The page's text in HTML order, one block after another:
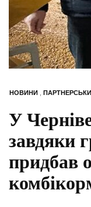
НОВИНИ
У
завдяки
придбав